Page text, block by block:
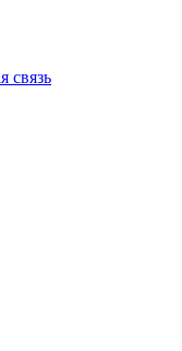
связь